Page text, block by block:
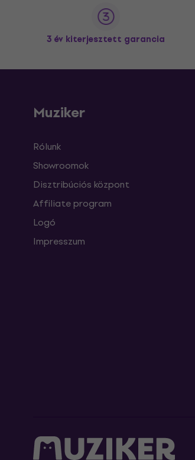
3 év kiterjesztett garancia
Muziker
Rólunk
Showroomok
Disztribúciós központ
Affiliate program
Logó
Impresszum